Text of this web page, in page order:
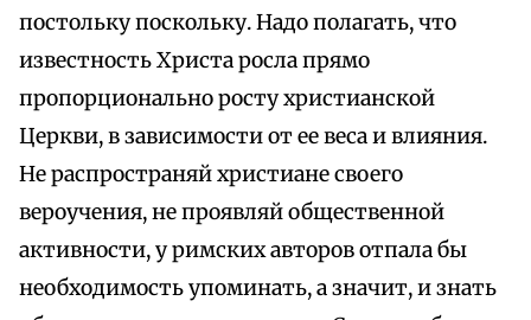
постольку поскольку. Надо полагать, что
известность Христа росла прямо
пропорционально росту христианской
Церкви, в зависимости от ее веса и влияния.
Не распространяй христиане своего
вероучения, не проявляй общественной
активности, у римских авторов отпала бы
необходимость упоминать, а значит, и знать